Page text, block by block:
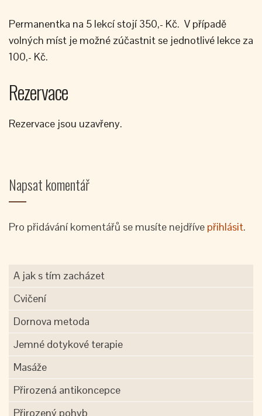
Permanentka na 5 lekcí stojí 350,- Kč. V případě
volných míst je možné zúčastnit se jednotlivé lekce za
100,- Kč.
Rezervace
Rezervace jsou uzavřeny.
Napsat komentář
Pro přidávání komentářů se musíte nejdříve přihlásit.
A jak s tím zacházet
Cvičení
Dornova metoda
Jemné dotykové terapie
Masáže
Přirozená antikoncepce
Přirozený pohyb